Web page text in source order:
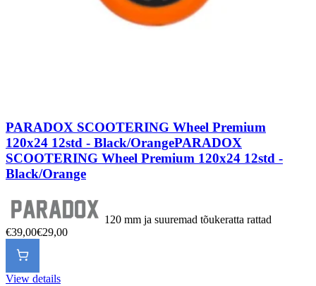
PARADOX SCOOTERING Wheel Premium
120x24 12std - Black/OrangePARADOX
SCOOTERING Wheel Premium 120x24 12std -
Black/Orange
120 mm ja suuremad tõukeratta rattad
€39,00€29,00
View details